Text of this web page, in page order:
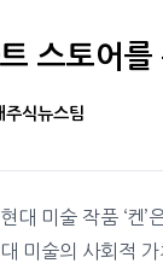
스토어
주식뉴스팀
대 미술 작품 ‘켄
미술의 사회적